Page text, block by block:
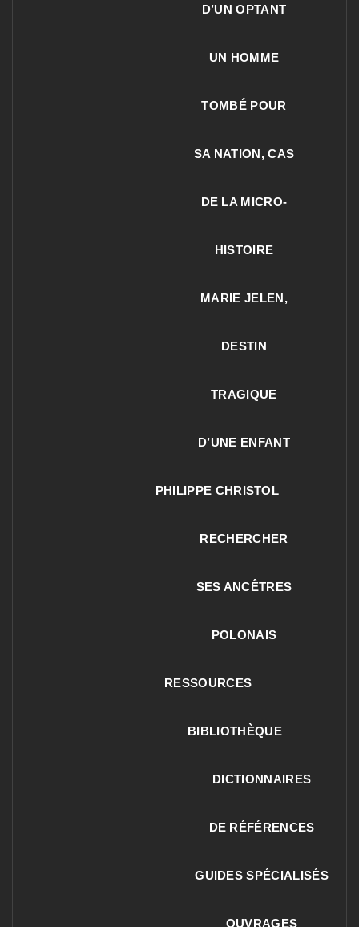
D’UN OPTANT
UN HOMME
TOMBÉ POUR
SA NATION, CAS
DE LA MICRO-
HISTOIRE
MARIE JELEN,
DESTIN
TRAGIQUE
D’UNE ENFANT
PHILIPPE CHRISTOL
RECHERCHER
SES ANCÊTRES
POLONAIS
RESSOURCES
BIBLIOTHÈQUE
DICTIONNAIRES
DE RÉFÉRENCES
GUIDES SPÉCIALISÉS
OUVRAGES